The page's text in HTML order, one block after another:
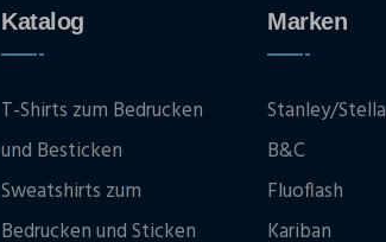
Katalog
T-Shirts zum Bedrucken
und Besticken
Sweatshirts zum
Bedrucken und Sticken
Marken
Stanley/Stella
B&C
Fluoflash
Kariban